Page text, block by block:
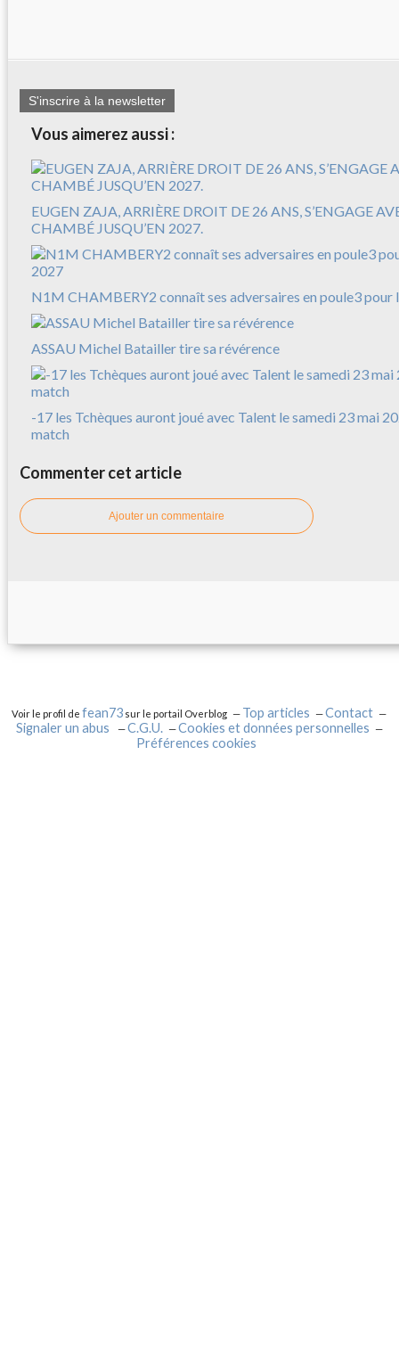
S'inscrire à la newsletter
Vous aimerez aussi :
EUGEN ZAJA, ARRIÈRE DROIT DE 26 ANS, S’ENGAGE
CHAMBÉ JUSQU’EN 2027.
N1M CHAMBERY2 connaît ses adversaires en poule3 pour
ASSAU Michel Batailler tire sa révérence
-17 les Tchèques auront joué avec Talent le samedi 23 mai
match
Commenter cet article
Ajouter un commentaire
Voir le profil defean73 sur le portail Overblog Top articles
Contact
Signaler un abus
C.G.U.
Cookies et données personnelles
Préférences cookies